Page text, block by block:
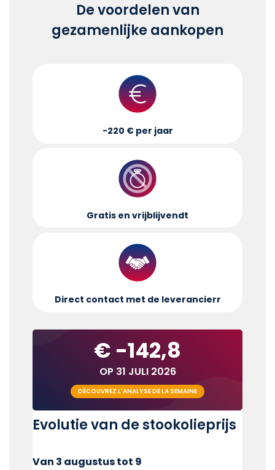
De voordelen van
gezamenlijke aankopen
-220 € per jaar
Gratis en vrijblijvendt
Direct contact met de leverancierr
€ -142,8
OP 31 JULI 2026
DÉCOUVREZ L'ANALYSE DE LA SEMAINE
Evolutie van de stookolieprijs
Van 3 augustus tot 9